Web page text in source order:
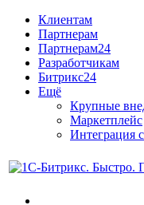
Клиентам
Партнерам
Партнерам24
Разработчикам
Битрикс24
Ещё
Крупные
Маркетплейс
Интеграция